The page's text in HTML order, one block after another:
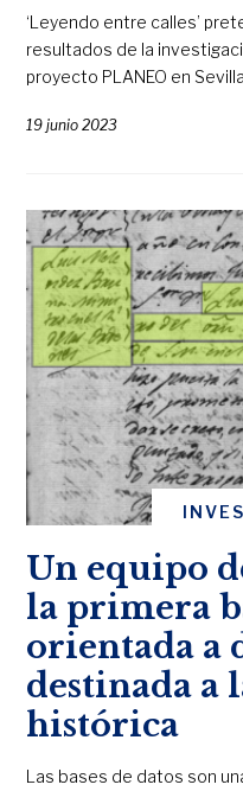
‘Leyendo entre calles’
resultados de la
proyecto PLANEO en
19 junio 2023
Un equipo
la primera
orientada a
destinada a
histórica
Las bases de datos son